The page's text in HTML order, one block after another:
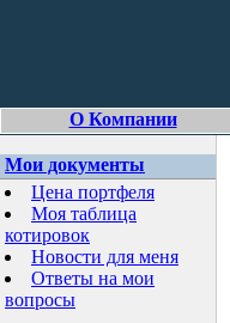
О Компании
Мои документы
Цена портфеля
Моя таблица
котировок
Новости для меня
Ответы на мои
вопросы